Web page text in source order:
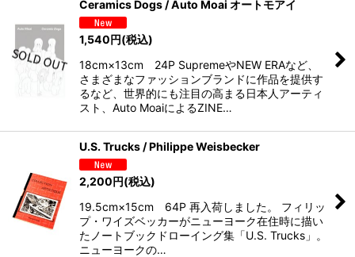
Ceramics Dogs / Auto Moai オートモアイ
1,540円(税込)
18cm×13cm 24P SupremeやNEW ERAなど、
さまざまなファッションブランドに作品を提供す
るなど、世界的にも注目の高まる日本人アーティ
スト、Auto MoaiによるZINE…
U.S. Trucks / Philippe Weisbecker
2,200円(税込)
19.5cm×15cm 64P 再入荷しました。 フィリッ
プ・ワイズベッカーがニューヨーク在住時に描い
たノートブックドローイング集「U.S. Trucks」。
ニューヨークの…